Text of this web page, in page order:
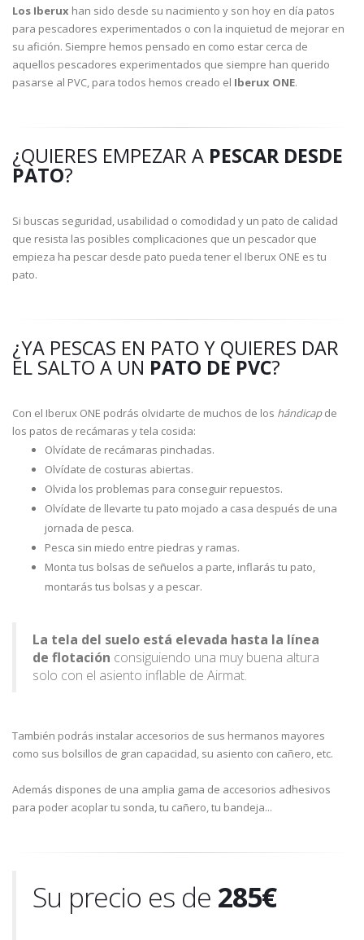
Los Iberux han sido desde su nacimiento y son hoy en día patos
para pescadores experimentados o con la inquietud de mejorar en
su afición. Siempre hemos pensado en como estar cerca de
aquellos pescadores experimentados que siempre han querido
pasarse al PVC, para todos hemos creado el Iberux ONE.
¿QUIERES EMPEZAR A PESCAR DESDE
PATO?
Si buscas seguridad, usabilidad o comodidad y un pato de calidad
que resista las posibles complicaciones que un pescador que
empieza ha pescar desde pato pueda tener el Iberux ONE es tu
pato.
¿YA PESCAS EN PATO Y QUIERES DAR
EL SALTO A UN PATO DE PVC?
Con el Iberux ONE podrás olvidarte de muchos de los hándicapde
los patos de recámaras y tela cosida:
Olvídate de recámaras pinchadas.
Olvídate de costuras abiertas.
Olvida los problemas para conseguir repuestos.
Olvídate de llevarte tu pato mojado a casa después de una
jornada de pesca.
Pesca sin miedo entre piedras y ramas.
Monta tus bolsas de señuelos a parte, inflarás tu pato,
montarás tus bolsas y a pescar.
La tela del suelo está elevada hasta la línea
de flotación consiguiendo una muy buena altura
solo con el asiento inflable de Airmat.
También podrás instalar accesorios de sus hermanos mayores
como sus bolsillos de gran capacidad, su asiento con cañero, etc.
Además dispones de una amplia gama de accesorios adhesivos
para poder acoplar tu sonda, tu cañero, tu bandeja...
Su precio es de 285€